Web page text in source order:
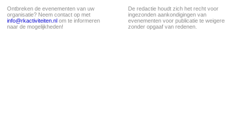
Ontbreken de evenementen van uw
organisatie? Neem contact op met
info@rkactiviteiten.nl om te informeren
naar de mogelijkheden!
De redactie houdt zich het recht voor
ingezonden aankondigingen van
evenementen voor publicatie te
zonder opgaaf van redenen.